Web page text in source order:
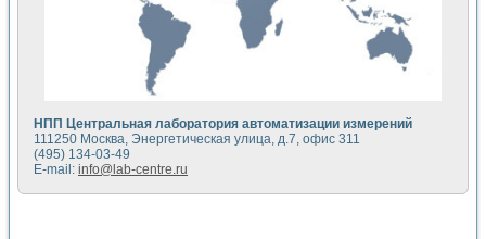
Автоматизированный лабораторный комплекс на базе
Визуализация моделирования и оптимизации тепловой
Виртуальный прибор для исследования функциональных
Исследование возможности создания экономичного
Исследование кинетики движения макрочастиц в
Метод прогнозирования свойств дисперсных продуктов
Недорогая система управления сверхпроводящим
Применение технологий NI в курсе экспериментальной
Расчет переноса аэрозоля и выпадения осадка в
НПП Центральная лаборатория автоматизации измерений
111250 Москва, Энергетическая улица, д.7, офис 311
(495) 134-03-49
E-mail: info@lab-centre.ru